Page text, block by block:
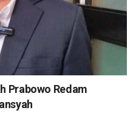
Prabowo Redam